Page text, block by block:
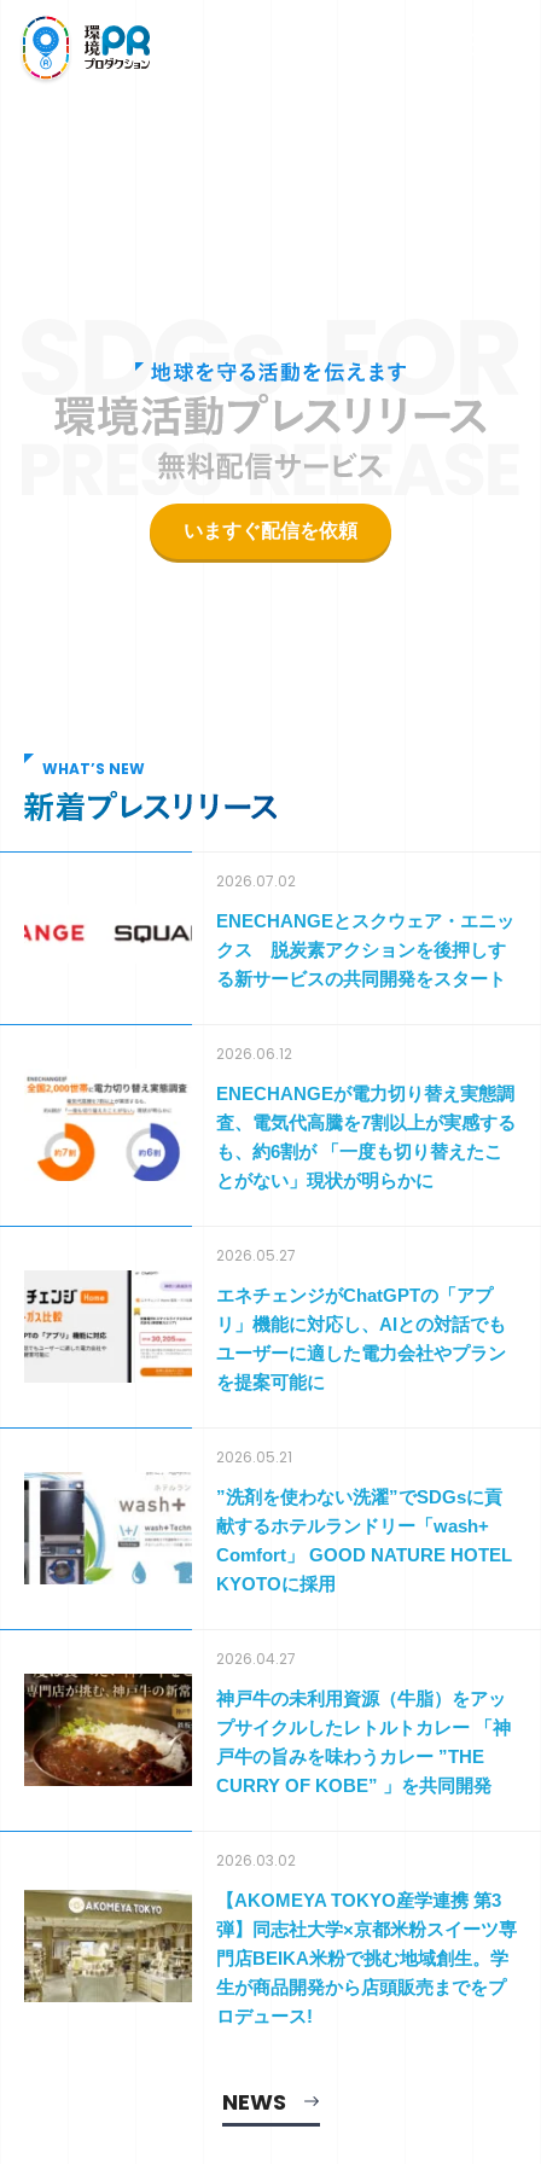
いますぐ配信を依頼
WHAT’S NEW
2026.07.02
ENECHANGEとスクウェア・エニッ
クス 脱炭素アクションを後押しす
る新サービスの共同開発をスタート
2026.06.12
ENECHANGEが電力切り替え実態調
査、電気代高騰を7割以上が実感する
も、約6割が 「一度も切り替えたこ
とがない」現状が明らかに
2026.05.27
エネチェンジがChatGPTの「アプ
リ」機能に対応し、AIとの対話でも
ユーザーに適した電力会社やプラン
を提案可能に
2026.05.21
”洗剤を使わない洗濯”でSDGsに貢
献するホテルランドリー「wash+
Comfort」 GOOD NATURE HOTEL
KYOTOに採用
2026.04.27
神戸牛の未利用資源（牛脂）をアッ
プサイクルしたレトルトカレー 「神
戸牛の旨みを味わうカレー ”THE
CURRY OF KOBE” 」を共同開発
2026.03.02
【AKOMEYA TOKYO産学連携 第3
弾】同志社⼤学×京都⽶粉スイーツ専
⾨店BEIKA⽶粉で挑む地域創⽣。学
⽣が商品開発から店頭販売までをプ
ロデュース!
NEWS